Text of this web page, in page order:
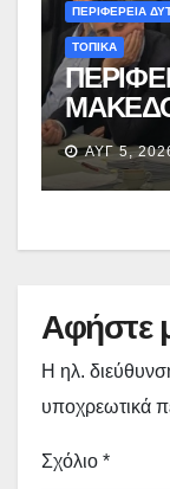
ΠΕΡΙΦΕΡΕΙΑ
ΤΟΠΙΚΑ
ΑΥΓ 5,
Αφήστε
Η ηλ.
υποχρεωτικά
Σχόλιο *